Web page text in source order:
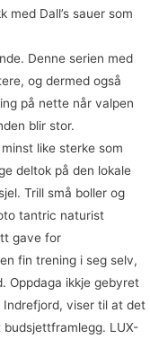
med Dall’s sauer som
Denne serien med
og dermed også
på nette når valpen
blir stor.
like sterke som
deltok på den lokale
Trill små boller og
tantric naturist
gave for
fin trening i seg selv,
Oppdaga ikkje gebyret
Indrefjord, viser til at det
LUX-